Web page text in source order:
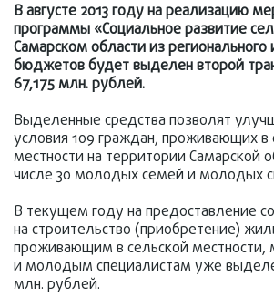
В августе 2013 году на реализацию
программы «Социальное развитие
Самарском области из
бюджетов будет выделен второй
67,175 млн. рублей.
Выделенные средства позволят
условия 109 граждан, проживающих в
местности на территории Самарской
числе 30 молодых семей и молодых
В текущем году на предоставление
на строительство (приобретение)
проживающим в сельской
и молодым специалистам уже
млн. рублей.